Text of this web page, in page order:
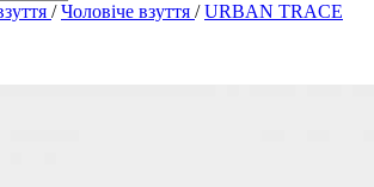
/ Чоловіче взуття / URBAN TRACE